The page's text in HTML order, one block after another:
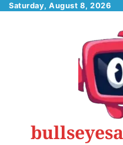
SkipSaturday, August 8, 2026